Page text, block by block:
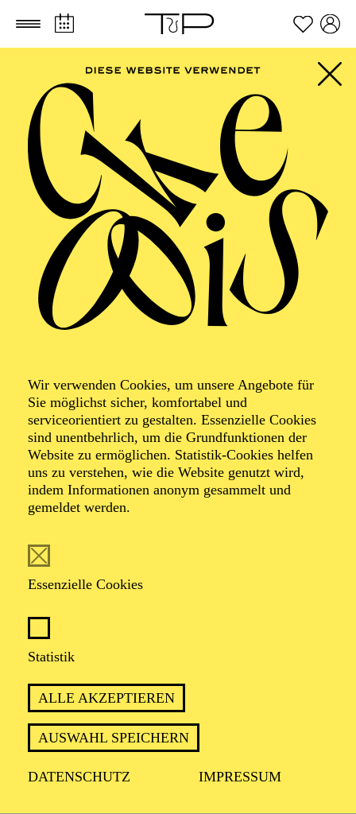
Zum Hauptinhalt springen Zum Footer springen
Wir verwenden Cookies, um unsere Angebote für
Sie möglichst sicher, komfortabel und
serviceorientiert zu gestalten. Essenzielle Cookies
sind unentbehrlich, um die Grundfunktionen der
Website zu ermöglichen. Statistik-Cookies helfen
uns zu verstehen, wie die Website genutzt wird,
indem Informationen anonym gesammelt und
gemeldet werden.
Essenzielle Cookies
Statistik
ALLE AKZEPTIEREN
AUSWAHL SPEICHERN
DATENSCHUTZ IMPRESSUM
PHILHARMONIE
Messiaen
„Turangalîla“
2 Stunden, inkl. Pause
PIERRE-LAURENT AIMARD